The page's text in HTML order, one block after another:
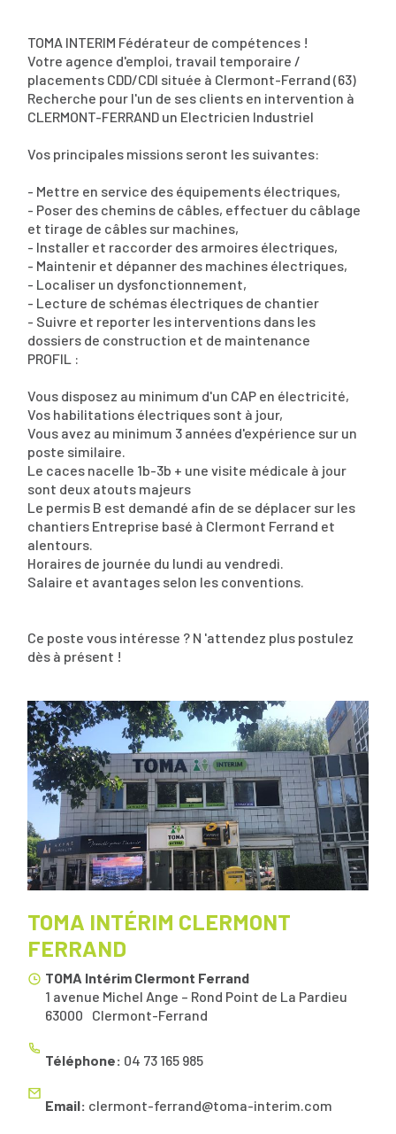
TOMA INTERIM Fédérateur de compétences !
Votre agence d'emploi, travail temporaire /
placements CDD/CDI située à Clermont-Ferrand (63)
Recherche pour l'un de ses clients en intervention à
CLERMONT-FERRAND un Electricien Industriel
Vos principales missions seront les suivantes:
- Mettre en service des équipements électriques,
- Poser des chemins de câbles, effectuer du câblage
et tirage de câbles sur machines,
- Installer et raccorder des armoires électriques,
- Maintenir et dépanner des machines électriques,
- Localiser un dysfonctionnement,
- Lecture de schémas électriques de chantier
- Suivre et reporter les interventions dans les
dossiers de construction et de maintenance
PROFIL :
Vous disposez au minimum d'un CAP en électricité,
Vos habilitations électriques sont à jour,
Vous avez au minimum 3 années d'expérience sur un
poste similaire.
Le caces nacelle 1b-3b + une visite médicale à jour
sont deux atouts majeurs
Le permis B est demandé afin de se déplacer sur les
chantiers Entreprise basé à Clermont Ferrand et
alentours.
Horaires de journée du lundi au vendredi.
Salaire et avantages selon les conventions.
Ce poste vous intéresse ? N 'attendez plus postulez
dès à présent !
TOMA INTÉRIM CLERMONT
FERRAND
TOMA Intérim Clermont Ferrand
1 avenue Michel Ange – Rond Point de La Pardieu
Clermont-Ferrand
63000
Téléphone: 04 73 165 985
Email: clermont-ferrand@toma-interim.com